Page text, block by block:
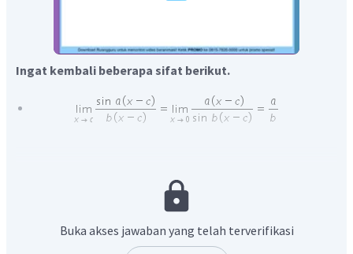
Ingat kembali beberapa sifat berikut.
Buka akses jawaban yang telah terverifikasi